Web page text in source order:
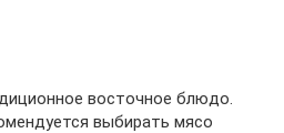
восточное блюдо.
выбирать мясо